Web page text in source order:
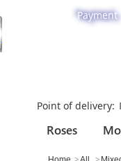
Payment
Point of delivery
Roses